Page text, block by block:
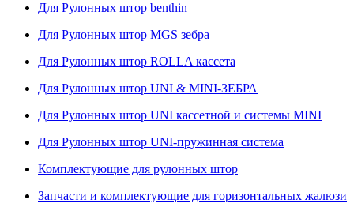
Для Рулонных штор benthin
Для Рулонных штор MGS зебра
Для Рулонных штор ROLLA кассета
Для Рулонных штор UNI & MINI-ЗЕБРА
Для Рулонных штор UNI кассетной и системы MINI
Для Рулонных штор UNI-пружинная система
Комплектующие для рулонных штор
Запчасти и комплектующие для горизонтальных жалюзи